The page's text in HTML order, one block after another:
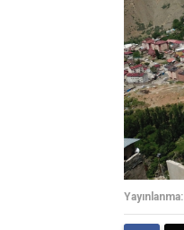
Yayınlanma: